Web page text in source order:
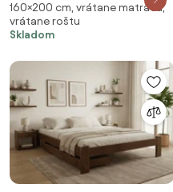
Rošt: S latkovým roštom,
Matrac: Matrac SOMMERA 18
cm
160×200 cm, vrátane matraca,
vrátane roštu
Skladom